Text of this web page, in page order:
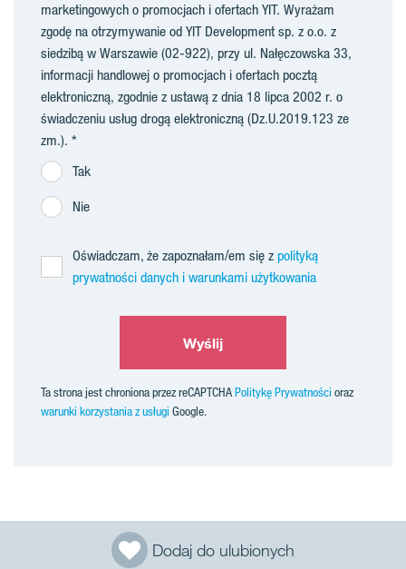
Dodaj do ulubionych
marketingowych o promocjach i ofertach YIT. Wyrażam
zgodę na otrzymywanie od YIT Development sp. z o.o. z
siedzibą w Warszawie (02-922), przy ul. Nałęczowska 33,
informacji handlowej o promocjach i ofertach pocztą
elektroniczną, zgodnie z ustawą z dnia 18 lipca 2002 r. o
świadczeniu usług drogą elektroniczną (Dz.U.2019.123 ze
zm.).
Tak
Nie
Oświadczam, że zapoznałam/em się z polityką
prywatności danych i warunkami użytkowania
Wyślij
Ta strona jest chroniona przez reCAPTCHAPolitykę Prywatności oraz
warunki korzystania z usługi Google.